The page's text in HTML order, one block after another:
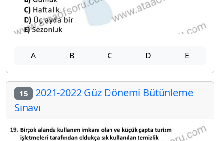
A B C D E
15 2021-2022 Güz Dönemi Bütünleme
Sınavı